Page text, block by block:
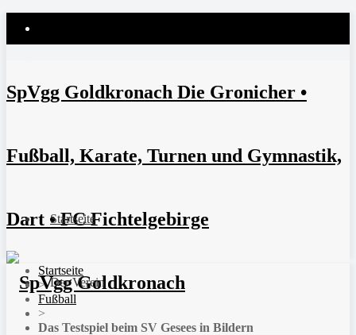
SpVgg Goldkronach Die Gronicher •
Fußball, Karate, Turnen und Gymnastik,
Dart • FC Fichtelgebirge
Startseite
Der Verein
Startseite
>
Fußball
>
Das Testspiel beim SV Gesees in Bildern